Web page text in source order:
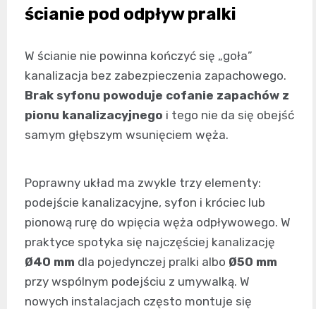
ścianie pod odpływ pralki
W ścianie nie powinna kończyć się „goła”
kanalizacja bez zabezpieczenia zapachowego.
Brak syfonu powoduje cofanie zapachów z
pionu kanalizacyjnego i tego nie da się obejść
samym głębszym wsunięciem węża.
Poprawny układ ma zwykle trzy elementy:
podejście kanalizacyjne, syfon i króciec lub
pionową rurę do wpięcia węża odpływowego. W
praktyce spotyka się najczęściej kanalizację
Ø40 mm dla pojedynczej pralki albo Ø50 mm
przy wspólnym podejściu z umywalką. W
nowych instalacjach często montuje się